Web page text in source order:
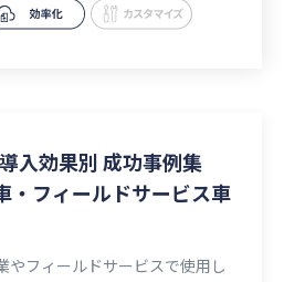
入効果別 成功事例集
・フィールドサービス車
やフィールドサービスで使用し